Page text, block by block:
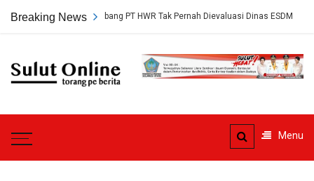
Breaking News
Tambang PT HWR Tak Pernah Dievaluasi Dinas ESDM
Sulut
Menu